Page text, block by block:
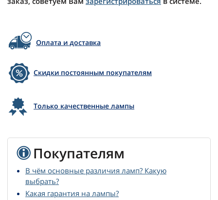
Оплата и доставка
Скидки постоянным покупателям
Только качественные лампы
Покупателям
В чём основные различия ламп? Какую
выбрать?
Какая гарантия на лампы?